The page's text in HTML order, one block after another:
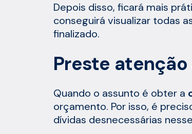
Depois disso, ficará mais
conseguirá visualizar todas
finalizado.
Preste
Quando o assunto é obter a
orçamento. Por isso, é
dívidas desnecessárias